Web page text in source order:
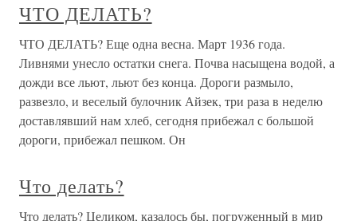
ЧТО ДЕЛАТЬ?
ЧТО ДЕЛАТЬ? Еще одна весна. Март 1936 года.
Ливнями унесло остатки снега. Почва насыщена водой, а
дожди все льют, льют без конца. Дороги размыло,
развезло, и веселый булочник Айзек, три раза в неделю
доставлявший нам хлеб, сегодня прибежал с большой
дороги, прибежал пешком. Он
Что делать?
Что делать? Целиком, казалось бы, погруженный в мир